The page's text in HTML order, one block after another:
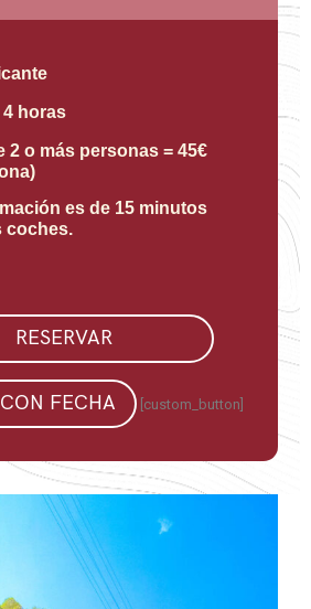
horas
2 o más personas = 45€
es de 15 minutos
coches.
RESERVAR
FECHA [custom_button]